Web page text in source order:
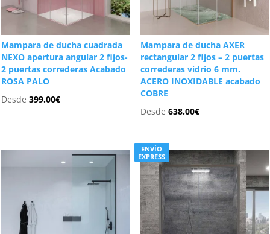
Mampara de ducha cuadrada
NEXO apertura angular 2 fijos-
2 puertas correderas Acabado
ROSA PALO
Desde399.00€
Mampara de ducha AXER
rectangular 2 fijos – 2 puertas
correderas vidrio 6 mm.
ACERO INOXIDABLE acabado
COBRE
Desde 638.00€
ENVÍO
EXPRESS